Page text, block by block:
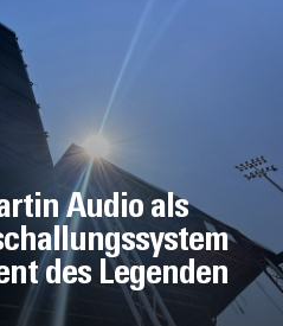
Audio als
des Legenden